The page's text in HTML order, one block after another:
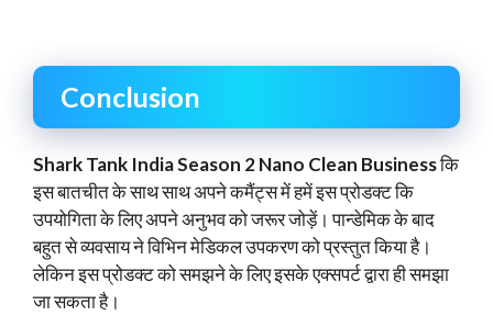
Conclusion
Shark Tank India Season 2 Nano Clean Businessकि
इस बातचीत के साथ साथ अपने कमैंट्स में हमें इस प्रोडक्ट कि
उपयोगिता के लिए अपने अनुभव को जरूर जोड़ें। पान्डेमिक के बाद
बहुत से व्यवसाय ने विभिन मेडिकल उपकरण को प्रस्तुत किया है।
लेकिन इस प्रोडक्ट को समझने के लिए इसके एक्सपर्ट द्वारा ही समझा
जा सकता है।